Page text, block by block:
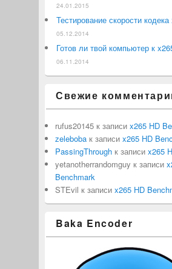
24.01.2015
Тестирование скорости
05.12.2014
Готов ли твой компьютер к
06.11.2014
Свежие
rufus20145к записи x265 HD
zelebobaк записи x265 HD
PassingThroughк записи x265
yetanotherrandomguy к записи
Benchmark
STEvil к записи x265 HD
Baka Encoder